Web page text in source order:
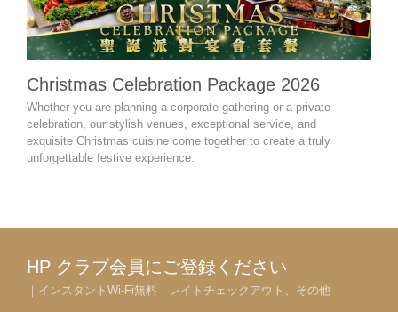
Christmas Celebration Package 2026
Whether you are planning a corporate gathering or a private
celebration, our stylish venues, exceptional service, and
exquisite Christmas cuisine come together to create a truly
unforgettable festive experience.
HP クラブ会員にご登録ください
｜インスタントWi-Fi無料｜レイトチェックアウト、その他